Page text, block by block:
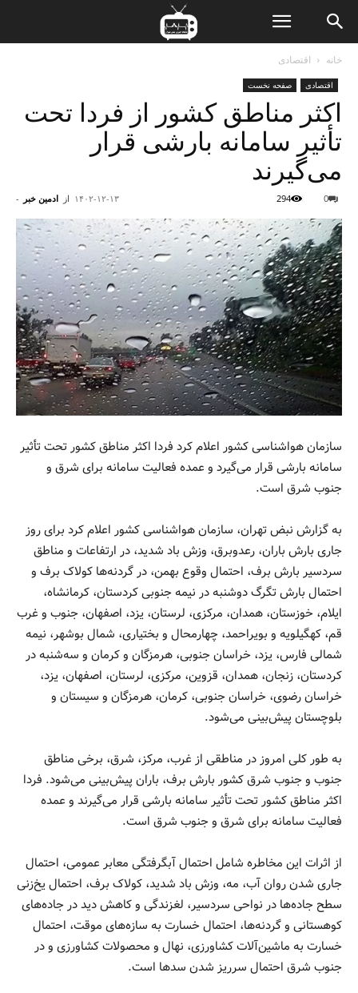
خانه اقتصادی
اقتصادی صفحه نخست
اکثر مناطق کشور از فردا تحت
تأثیر سامانه بارشی قرار
می‌گیرند
از ادمین خبر - ۱۴۰۲-۱۲-۱۳ 0
294
سازمان هواشناسی کشور اعلام کرد فردا اکثر مناطق کشور تحت تأثیر
سامانه بارشی قرار می‌گیرد و عمده فعالیت سامانه برای شرق و
جنوب شرق است.
به گزارش نبض تهران، سازمان هواشناسی کشور اعلام کرد برای روز
جاری بارش باران، رعدوبرق، وزش باد شدید، در ارتفاعات و مناطق
سردسیر بارش برف، احتمال وقوع بهمن، در گردنه‌ها کولاک برف و
احتمال بارش تگرگ دوشنبه در نیمه جنوبی کردستان، کرمانشاه،
ایلام، خوزستان، همدان، مرکزی، لرستان، یزد، اصفهان، جنوب و غرب
قم، کهگیلویه و بویراحمد، چهارمحال و بختیاری، شمال بوشهر، نیمه
شمالی فارس، یزد، خراسان جنوبی، هرمزگان و کرمان و سه‌شنبه در
کردستان، زنجان، همدان، قزوین، مرکزی، لرستان، اصفهان، یزد،
خراسان رضوی، خراسان جنوبی، کرمان، هرمزگان و سیستان و
بلوچستان پیش‌بینی می‌شود.
به طور کلی امروز در مناطقی از غرب، مرکز، شرق، برخی مناطق
جنوب و جنوب شرق کشور بارش برف، باران پیش‌بینی می‌شود. فردا
اکثر مناطق کشور تحت تأثیر سامانه بارشی قرار می‌گیرند و عمده
فعالیت سامانه برای شرق و جنوب شرق است.
از اثرات این مخاطره شامل احتمال آبگرفتگی معابر عمومی، احتمال
جاری شدن روان آب، مه، وزش باد شدید، کولاک برف، احتمال یخ‌زنی
سطح جاده‌ها در نواحی سردسیر، لغزندگی و کاهش دید در جاده‌های
کوهستانی و گردنه‌ها، احتمال خسارت به سازه‌های موقت، احتمال
خسارت به ماشین‌آلات کشاورزی، نهال و محصولات کشاورزی و در
جنوب شرق احتمال سرریز شدن سدها است.